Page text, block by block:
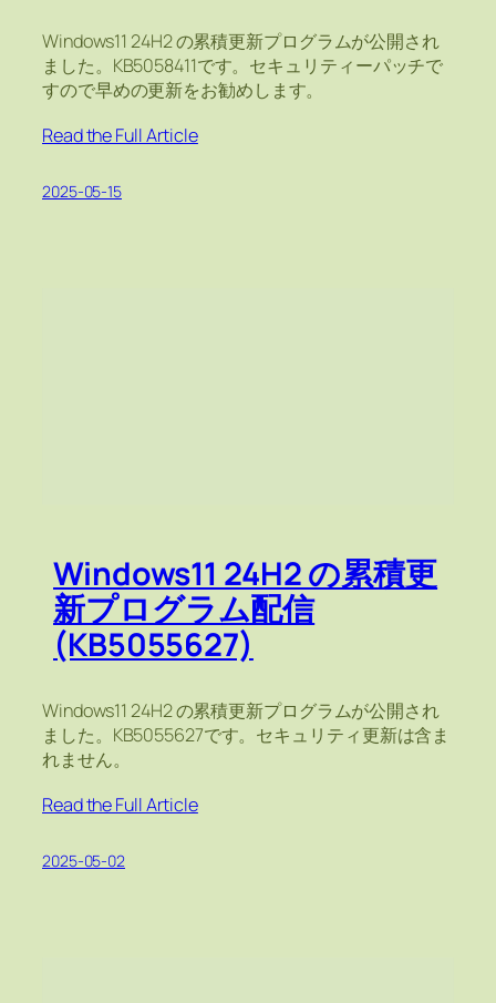
Windows11 24H2 の累積更新プログラムが公開され
ました。KB5058411です。セキュリティーパッチで
すので早めの更新をお勧めします。
Read the Full Article
2025-05-15
Windows11 24H2 の累積更
新プログラム配信
(KB5055627)
Windows11 24H2 の累積更新プログラムが公開され
ました。KB5055627です。セキュリティ更新は含ま
れません。
Read the Full Article
2025-05-02